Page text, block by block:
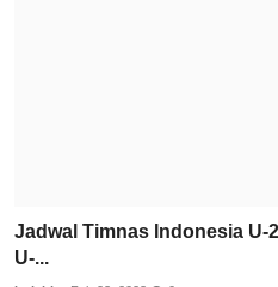
Jadwal Timnas Indonesia U-
U-...